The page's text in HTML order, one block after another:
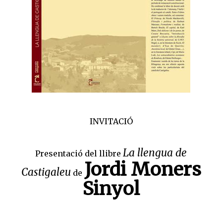
INVITACIÓ
Presentació del llibre La llengua de
Castigaleude Jordi Moners
Sinyol